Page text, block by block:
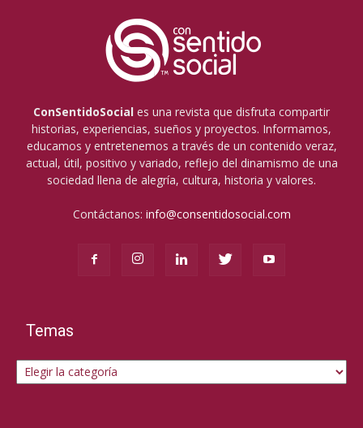
ConSentidoSocial es una revista que disfruta compartir
historias, experiencias, sueños y proyectos. Informamos,
educamos y entretenemos a través de un contenido veraz,
actual, útil, positivo y variado, reflejo del dinamismo de una
sociedad llena de alegría, cultura, historia y valores.
Contáctanos: info@consentidosocial.com
Temas
Temas